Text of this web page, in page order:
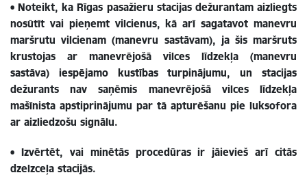
• Noteikt, ka Rīgas pasažieru stacijas dežurantam aizliegts
nosūtīt vai pieņemt vilcienus, kā arī sagatavot manevru
maršrutu vilcienam (manevru sastāvam), ja šis maršruts
krustojas ar manevrējošā vilces līdzekļa (manevru
sastāva) iespējamo kustības turpinājumu, un stacijas
dežurants nav saņēmis manevrējošā vilces līdzekļa
mašīnista apstiprinājumu par tā apturēšanu pie luksofora
ar aizliedzošu signālu.
• Izvērtēt, vai minētās procedūras ir jāievieš arī citās
dzelzceļa stacijās.